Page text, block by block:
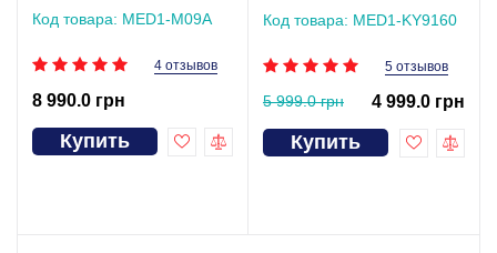
Код товара: MED1-M09А
4 отзывов
8 990.0 грн
Купить
Код товара: MED1-KY9160
5 отзывов
5 999.0 грн 4 999.0 грн
Купить